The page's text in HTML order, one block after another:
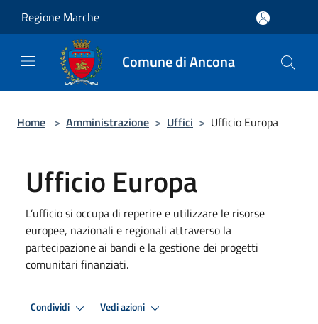
Regione Marche
Comune di Ancona
Home > Amministrazione > Uffici > Ufficio Europa
Ufficio Europa
L’ufficio si occupa di reperire e utilizzare le risorse
europee, nazionali e regionali attraverso la
partecipazione ai bandi e la gestione dei progetti
comunitari finanziati.
Condividi Vedi azioni